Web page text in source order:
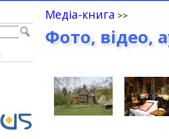
Медіа-книга
Фото, відео,